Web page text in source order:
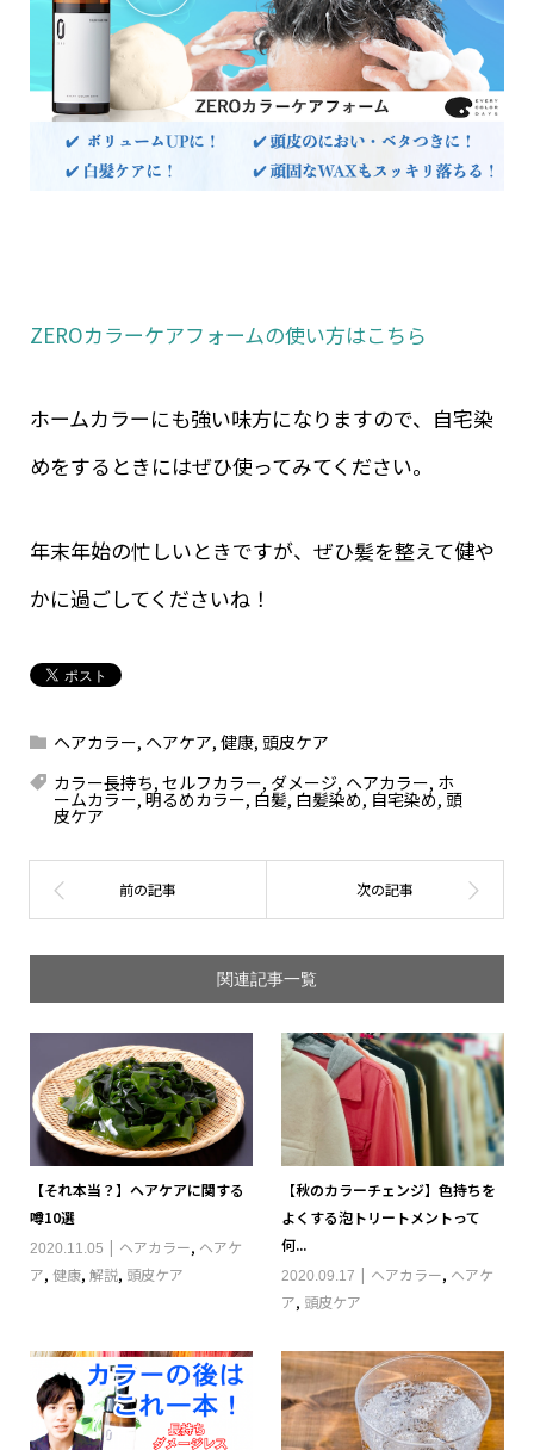
ZEROカラーケアフォームの使い方はこちら
ホームカラーにも強い味方になりますので、自宅染
めをするときにはぜひ使ってみてください。
年末年始の忙しいときですが、ぜひ髪を整えて健や
かに過ごしてくださいね！
ヘアカラー, ヘアケア, 健康, 頭皮ケア
カラー長持ち, セルフカラー, ダメージ, ヘアカラー, ホ
ームカラー,明るめカラー, 白髪, 白髪染め, 自宅染め, 頭
皮ケア
関連記事一覧
【それ本当？】ヘアケアに関する
噂10選
2020.11.05 ヘアカラー, ヘアケ
ア, 健康, 解説, 頭皮ケア
【秋のカラーチェンジ】色持ちを
よくする泡トリートメントって
何...
2020.09.17 ヘアカラー, ヘアケ
ア, 頭皮ケア